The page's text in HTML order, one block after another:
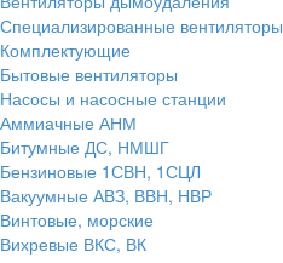
Специализированные вентиляторы
Комплектующие
Бытовые вентиляторы
Насосы и насосные станции
Аммиачные АНМ
Битумные ДС, НМШГ
Бензиновые 1СВН, 1СЦЛ
Вакуумные АВЗ, ВВН, НВР
Винтовые, морские
Вихревые ВКС, ВК